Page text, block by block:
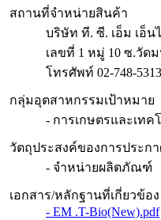
สถานที่จำหน่ายสินค้า
บริษัท ที. ซี. เอ็ม เอ็น
เลขที่ 1 หมู่ 10 ซ.วัด
โทรศัพท์ 02-748-
กลุ่มอุตสาหกรรมเป้าหมาย
- การเกษตรและเท
วัตถุประสงค์ของการประก
- จำหน่ายผลิตภัณฑ์
เอกสาร/หลักฐานที่เกี่ยวข้อง
- EM .T-Bio(New).pdf